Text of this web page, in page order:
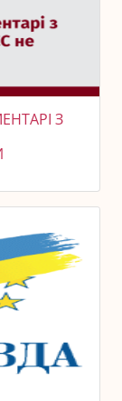
З